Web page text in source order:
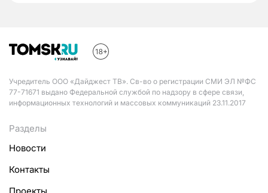
Учредитель ООО «Дайджест ТВ». Св-во о регистрации СМИ ЭЛ №ФС
77-71671 выдано Федеральной службой по надзору в сфере связи,
информационных технологий и массовых коммуникаций 23.11.2017
Разделы
Новости
Контакты